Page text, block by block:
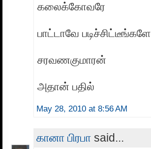
கலைக்கோவரே
பாட்டாவே படிச்சிட்டீங்களே
சரவணகுமாரன்
அதான் பதில்
May 28, 2010 at 8:56 AM
கானா பிரபா said...